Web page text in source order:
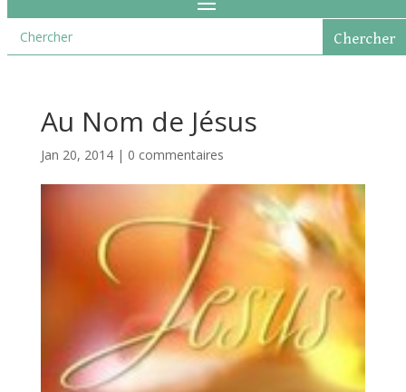
Au Nom de Jésus
Jan 20, 2014| 0 commentaires